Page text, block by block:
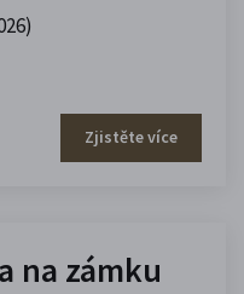
Zjistěte více
na zámku